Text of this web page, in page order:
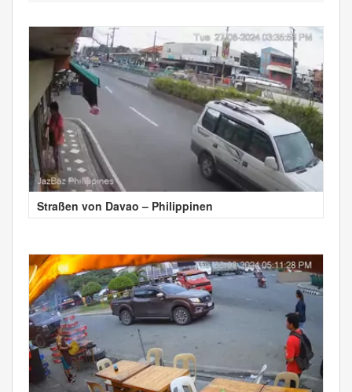
Straßen von Davao – Philippinen